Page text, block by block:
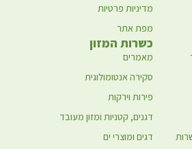
מדיניות פרטיות
מפת אתר
כשרות המזון
מאמרים
סקירה אנטומולוגית
פירות וירקות
דגנים, קטניות ומזון מעובד
דגים ומוצרי ים